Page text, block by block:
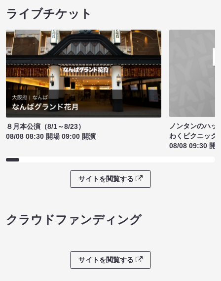
ライブチケット
８月本公演（8/1～8/23）
08/08 08:30 開場 09:00 開演
ノンタンのハッ
わくピクニック
08/08 09:30 開
サイトを閲覧する
クラウドファンディング
サイトを閲覧する